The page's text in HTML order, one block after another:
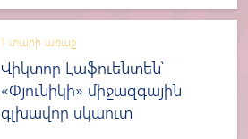
1 տարի առաջ
Վիկտոր Լաֆուենտեն՝
«Փյունիկի» միջազգային
գլխավոր սկաուտ